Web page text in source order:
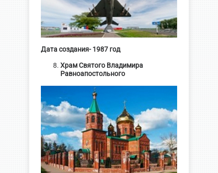
Дата создания- 1987 год
Храм Святого Владимира
Равноапостольного